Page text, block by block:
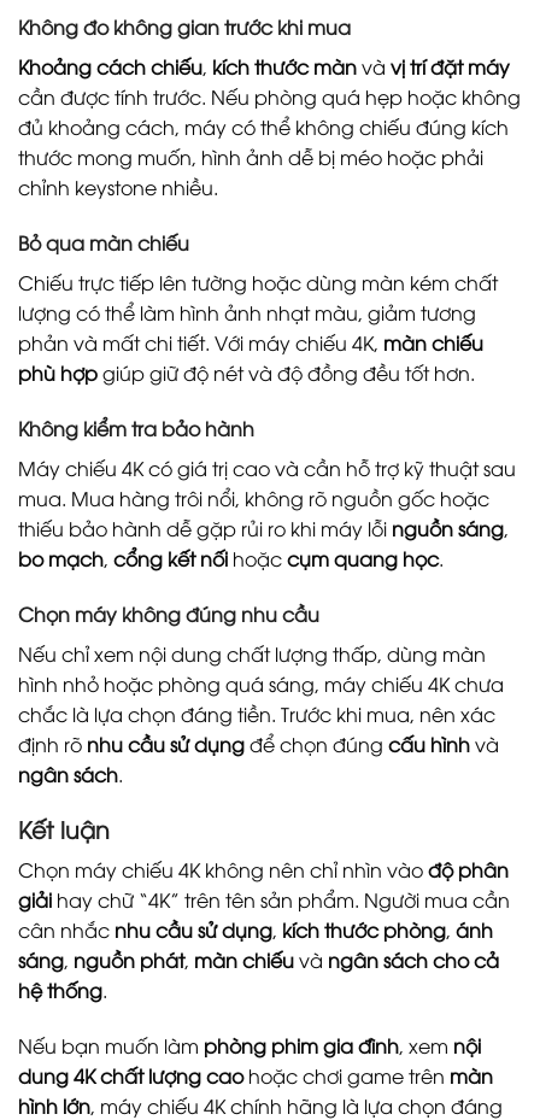
Không đo không gian trước khi mua
Khoảng cách chiếu, kích thước mànvà vị trí đặt máy
cần được tính trước. Nếu phòng quá hẹp hoặc không
đủ khoảng cách, máy có thể không chiếu đúng kích
thước mong muốn, hình ảnh dễ bị méo hoặc phải
chỉnh keystone nhiều.
Bỏ qua màn chiếu
Chiếu trực tiếp lên tường hoặc dùng màn kém chất
lượng có thể làm hình ảnh nhạt màu, giảm tương
phản và mất chi tiết. Với máy chiếu 4K, màn chiếu
phù hợpgiúp giữ độ nét và độ đồng đều tốt hơn.
Không kiểm tra bảo hành
Máy chiếu 4K có giá trị cao và cần hỗ trợ kỹ thuật sau
mua. Mua hàng trôi nổi, không rõ nguồn gốc hoặc
thiếu bảo hành dễ gặp rủi ro khi máy lỗi nguồn sáng,
bo mạch, cổng kết nối hoặccụm quang học.
Chọn máy không đúng nhu cầu
Nếu chỉ xem nội dung chất lượng thấp, dùng màn
hình nhỏ hoặc phòng quá sáng, máy chiếu 4K chưa
chắc là lựa chọn đáng tiền. Trước khi mua, nên xác
định rõ nhu cầu sử dụngđể chọn đúng cấu hìnhvà
ngân sách.
Kết luận
Chọn máy chiếu 4K không nên chỉ nhìn vàođộ phân
giải hay chữ “4K” trên tên sản phẩm. Người mua cần
cân nhắc nhu cầu sử dụng, kích thước phòng, ánh
sáng, nguồn phát, màn chiếuvà ngân sách cho cả
hệ thống.
Nếu bạn muốn làm phòng phim gia đình, xem nội
dung 4K chất lượng caohoặc chơi game trên màn
hình lớn, máy chiếu 4K chính hãng là lựa chọn đáng